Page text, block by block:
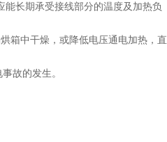
长期承受接线部分的温度及加热负
箱中干燥，或降低电压通电加热，直
故的发生。